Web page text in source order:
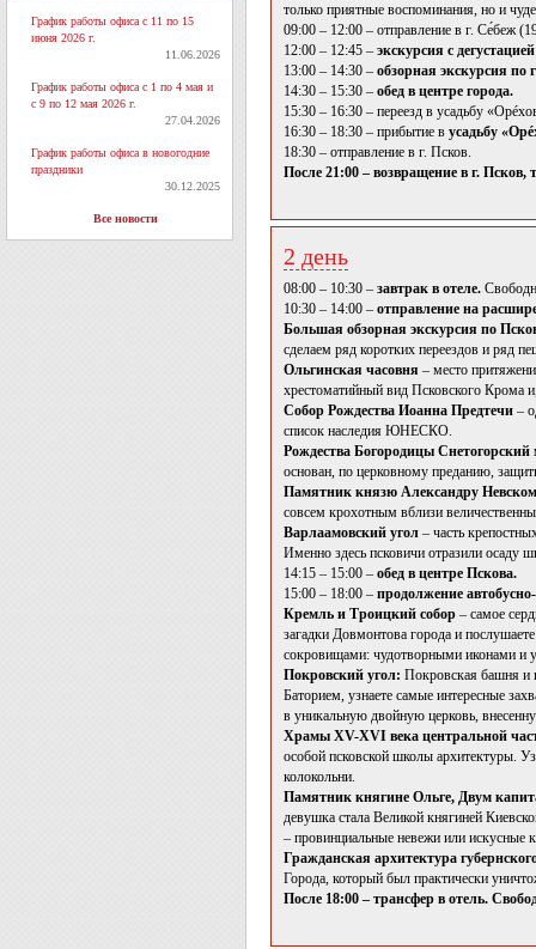
График работы офиса с 11 по 15
июня 2026 г.
11.06.2026
График работы офиса с 1 по 4 мая и
с 9 по 12 мая 2026 г.
27.04.2026
График работы офиса в новогодние
праздники
30.12.2025
Все новости
только приятные воспоминания, но и
09:00 – 12:00 – отправление в г. Се́беж
12:00 – 12:45 – экскурсия с
13:00 – 14:30 – обзорная экскурсия по
14:30 – 15:30 – обед в центре города.
15:30 – 16:30 – переезд в усадьбу
16:30 – 18:30 – прибытие в усадьбу
18:30 – отправление в г. Псков.
После 21:00 – возвращение в г. Псков,
2 день
08:00 – 10:30 – завтрак в отеле.
10:30 – 14:00 – отправление на
Большая обзорная экскурсия по
сделаем ряд коротких переездов и ряд
Ольгинская часовня – место
хрестоматийный вид Псковского Крома
Собор Рождества Иоанна Предтечи –
список наследия ЮНЕСКО.
Рождества Богородицы
основан, по церковному преданию,
Памятник князю Александру
совсем крохотным вблизи
Варлаамовский угол – часть
Именно здесь псковичи отразили осаду
14:15 – 15:00 – обед в центре Пскова.
15:00 – 18:00 – продолжение
Кремль и Троицкий собор – самое
загадки Довмонтова города и
сокровищами: чудотворными иконами и
Покровский угол: Покровская башня и
Баторием, узнаете самые интересные
в уникальную двойную церковь,
Храмы XV-XVI века центральной
особой псковской школы архитектуры.
колокольни.
Памятник княгине Ольге, Двум
девушка стала Великой княгиней
– провинциальные невежи или искусные
Гражданская архитектура
Города, который был практически
После 18:00 – трансфер в отель.